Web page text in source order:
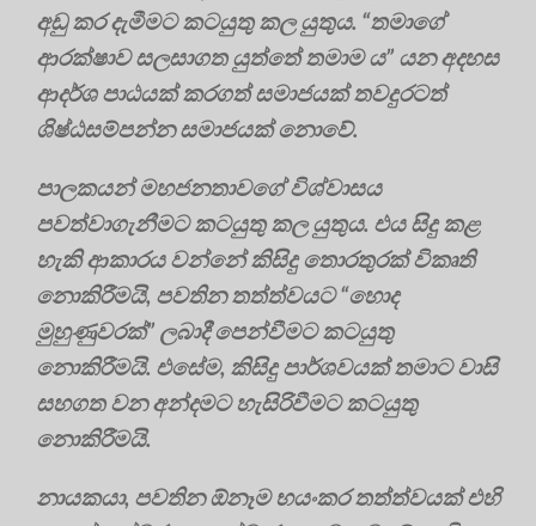
අඩු කර දැමීමට කටයුතු කල යුතුය. “තමාගේ
ආරක්ෂාව සලසාගත යුත්තේ තමාම ය” යන අදහස
ආදර්ශ පාඨයක් කරගත් සමාජයක් තවදුරටත්
ශිෂ්ඨසම්පන්න සමාජයක් නොවේ.
පාලකයන් මහජනතාවගේ විශ්වාසය
පවත්වාගැනීමට කටයුතු කල යුතුය. එය සිදු කළ
හැකි ආකාරය වන්නේ කිසිදු තොරතුරක් විකෘති
නොකිරීමයි, පවතින තත්ත්වයට “හොද
මුහුණුවරක්” ලබාදී පෙන්වීමට කටයුතු
නොකිරීමයි. එසේම, කිසිදු පාර්ශවයක් තමාට වාසි
සහගත වන අන්දමට හැසිරිවීමට කටයුතු
නොකිරීමයි.
නායකයා, පවතින ඕනෑම භයංකර තත්ත්වයක් එහි